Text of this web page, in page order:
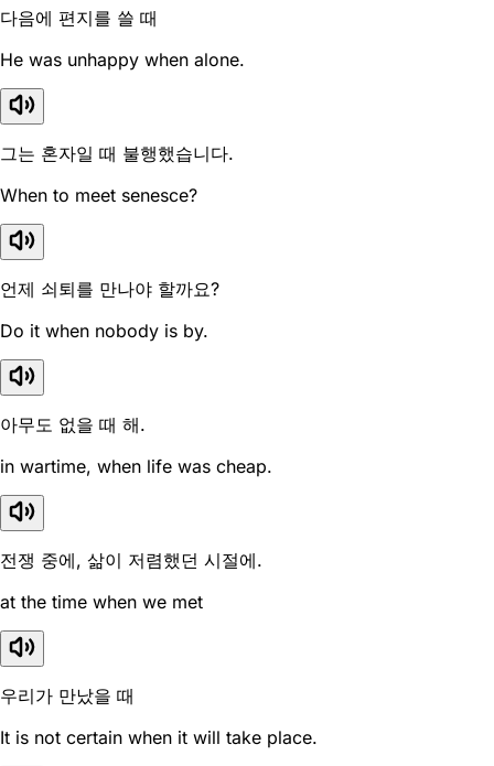
다음에 편지를 쓸 때
He was unhappy when alone.
그는 혼자일 때 불행했습니다.
When to meet senesce?
언제 쇠퇴를 만나야 할까요?
Do it when nobody is by.
아무도 없을 때 해.
in wartime, when life was cheap.
전쟁 중에, 삶이 저렴했던 시절에.
at the time when we met
우리가 만났을 때
It is not certain when it will take place.